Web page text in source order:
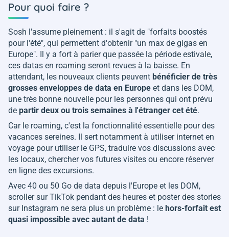
Pour quoi faire ?
Sosh l'assume pleinement : il s'agit de "forfaits boostés
pour l'été", qui permettent d'obtenir "un max de gigas en
Europe". Il y a fort à parier que passée la période estivale,
ces datas en roaming seront revues à la baisse. En
attendant, les nouveaux clients peuvent bénéficier de très
grosses enveloppes de data en Europe et dans les DOM,
une très bonne nouvelle pour les personnes qui ont prévu
de partir deux ou trois semaines à l'étranger cet été.
Car le roaming, c'est la fonctionnalité essentielle pour des
vacances sereines. Il sert notamment à utiliser internet en
voyage pour utiliser le GPS, traduire vos discussions avec
les locaux, chercher vos futures visites ou encore réserver
en ligne des excursions.
Avec 40 ou 50 Go de data depuis l'Europe et les DOM,
scroller sur TikTok pendant des heures et poster des stories
sur Instagram ne sera plus un problème : le hors-forfait est
quasi impossible avec autant de data !